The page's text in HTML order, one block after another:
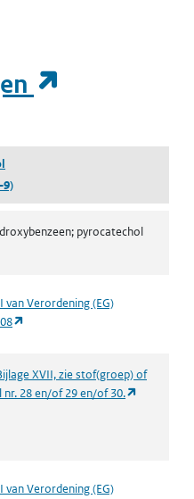
9)
pyrocatechol
van Verordening (EG)
XVII, zie stof(groep) of
nr. 28 en/of 29 en/of 30.
van Verordening (EG)